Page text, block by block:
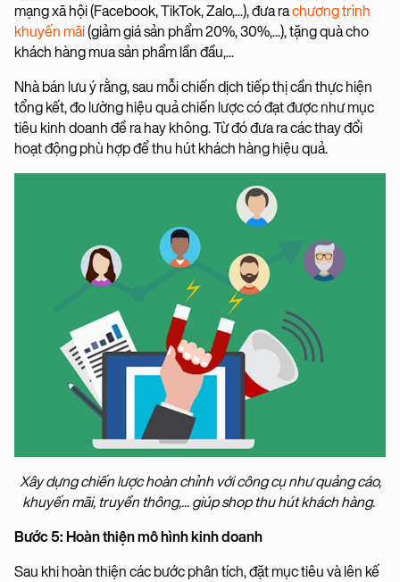
mạng xã hội (Facebook, TikTok, Zalo,...), đưa rachương trình
khuyến mãi(giảm giá sản phẩm 20%, 30%,...), tặng quà cho
khách hàng mua sản phẩm lần đầu,...
Nhà bán lưu ý rằng, sau mỗi chiến dịch tiếp thị cần thực hiện
tổng kết, đo lường hiệu quả chiến lược có đạt được như mục
tiêu kinh doanh đề ra hay không. Từ đó đưa ra các thay đổi
hoạt động phù hợp để thu hút khách hàng hiệu quả.
Xây dựng chiến lược hoàn chỉnh với công cụ như quảng cáo,
khuyến mãi, truyền thông,... giúp shop thu hút khách hàng.
Bước 5: Hoàn thiện mô hình kinh doanh
Sau khi hoàn thiện các bước phân tích, đặt mục tiêu và lên kế